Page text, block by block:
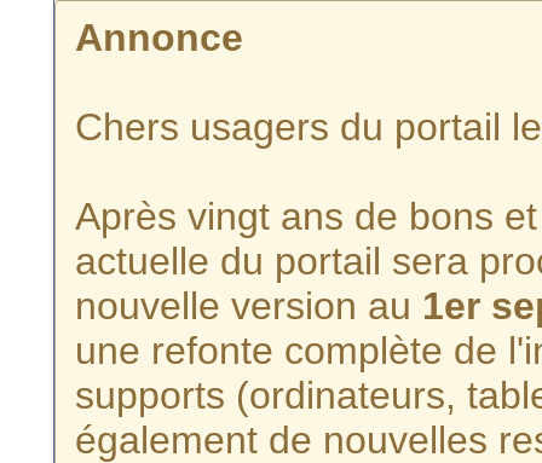
Annonce
Chers usagers du portail
Après vingt ans de bons
actuelle du portail sera
nouvelle version au 1er
une refonte complète de
supports (ordinateurs,
également de nouvelles